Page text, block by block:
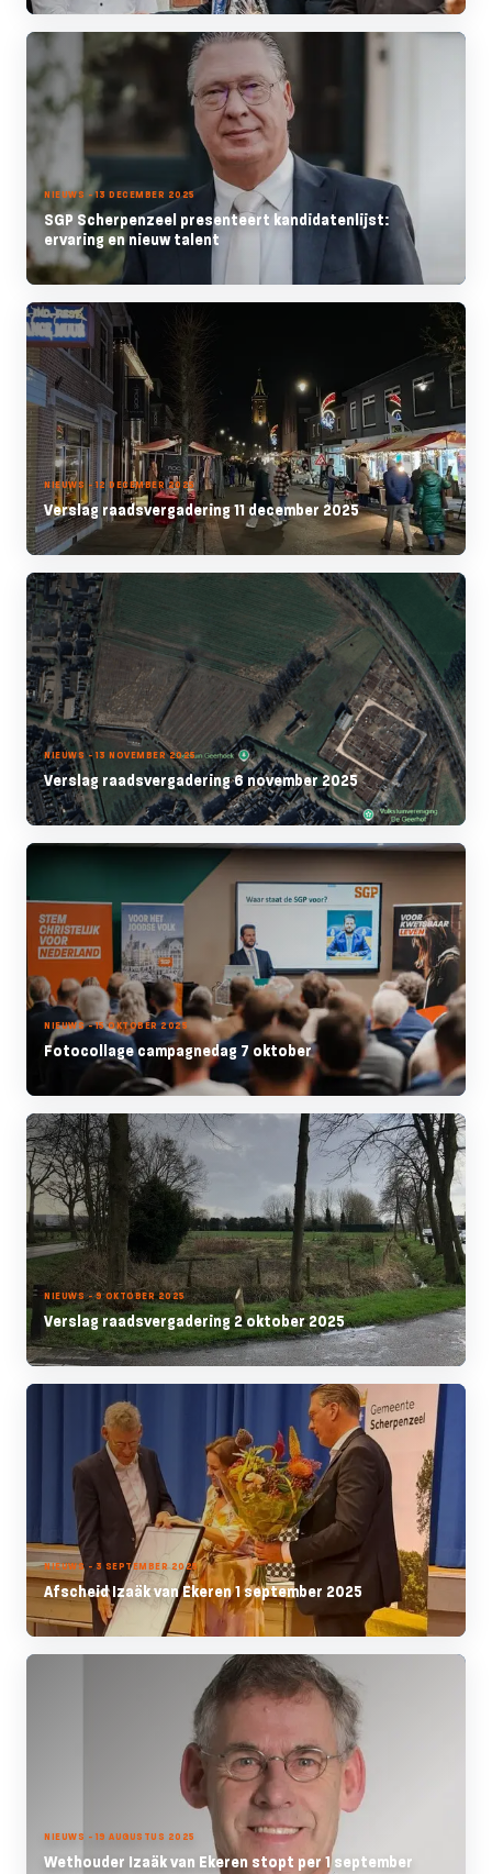
NIEUWS - 13 DECEMBER 2025
SGP Scherpenzeel presenteert kandidatenlijst:
ervaring en nieuw talent
NIEUWS - 12 DECEMBER 2025
Verslag raadsvergadering 11 december 2025
NIEUWS - 13 NOVEMBER 2025
Verslag raadsvergadering 6 november 2025
NIEUWS - 15 OKTOBER 2025
Fotocollage campagnedag 7 oktober
NIEUWS - 9 OKTOBER 2025
Verslag raadsvergadering 2 oktober 2025
NIEUWS - 3 SEPTEMBER 2025
Afscheid Izaäk van Ekeren 1 september 2025
NIEUWS - 19 AUGUSTUS 2025
Wethouder Izaäk van Ekeren stopt per 1 september